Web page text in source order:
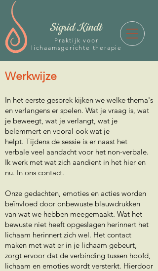
Praktijk voor
lichaamsgerichte therapie
Sigrid Kindt
Werkwijze
In het eerste gesprek kijken we welke thema's
en verlangens er spelen. Wat je vraag is, wat
je beweegt, wat je verlangt, wat je
belemmert en vooral ook wat je
helpt. Tijdens de sessie is er naast het
verbale veel aandacht voor het non-verbale.
Ik werk met wat zich aandient in het hier en
nu. In ons contact.
Onze gedachten, emoties en acties worden
beïnvloed door onbewuste blauwdrukken
van wat we hebben meegemaakt. Wat het
bewuste niet heeft opgeslagen herinnert het
lichaam herinnert zich wel. Het contact
maken met wat er in je lichaam gebeurt,
zorgt ervoor dat de verbinding tussen hoofd,
lichaam en emoties wordt versterkt. Hierdoor